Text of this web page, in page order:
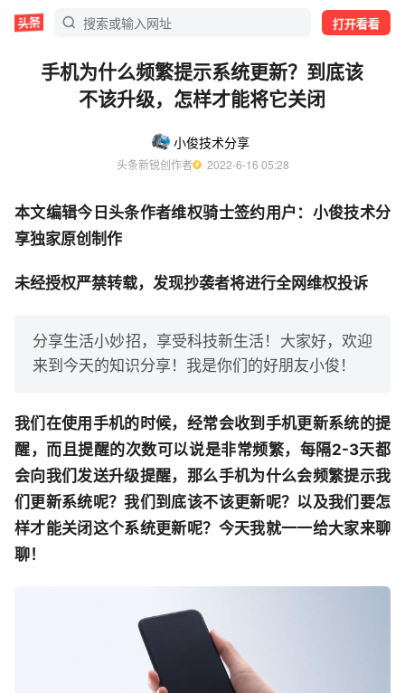
打开看看
手机为什么频繁提示系统更新？到底该
不该升级，怎样才能将它关闭
小俊技术分享
头条新锐创作者
  2022-6-16 05:28
本文编辑今日头条作者维权骑士签约用户：小俊技术分
享独家原创制作
未经授权严禁转载，发现抄袭者将进行全网维权投诉
分享生活小妙招，享受科技新生活！大家好，欢迎
来到今天的知识分享！我是你们的好朋友小俊！
我们在使用手机的时候，经常会收到手机更新系统的提
醒，而且提醒的次数可以说是非常频繁，每隔2-3天都
会向我们发送升级提醒，那么手机为什么会频繁提示我
们更新系统呢？我们到底该不该更新呢？以及我们要怎
样才能关闭这个系统更新呢？今天我就一一给大家来聊
聊！